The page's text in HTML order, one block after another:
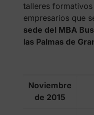
talleres
empresarios que
sede del MBA
las Palmas de
Noviembre
de 2015